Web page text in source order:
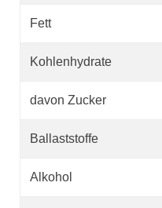
Fett
Kohlenhydrate
davon Zucker
Ballaststoffe
Alkohol